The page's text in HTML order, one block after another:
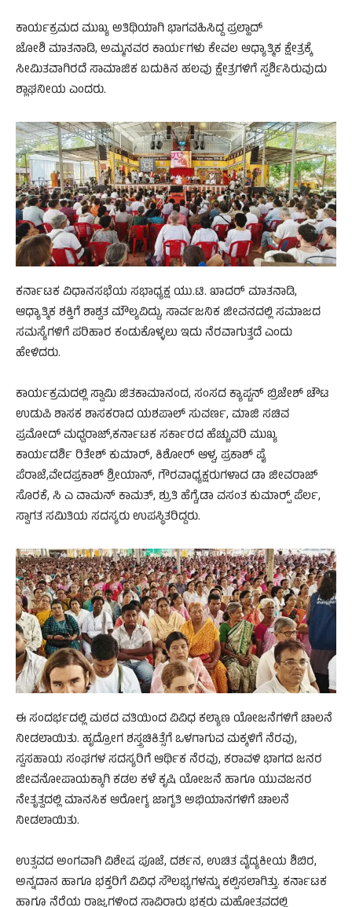
ಕಾರ್ಯಕ್ರಮದ ಮುಖ್ಯ ಅತಿಥಿಯಾಗಿ ಭಾಗವಹಿಸಿದ್ದ ಪ್ರಲ್ಹಾದ್
ಜೋಶಿ ಮಾತನಾಡಿ, ಅಮ್ಮನವರ ಕಾರ್ಯಗಳು ಕೇವಲ ಆಧ್ಯಾತ್ಮಿಕ ಕ್ಷೇತ್ರಕ್ಕೆ
ಸೀಮಿತವಾಗಿರದೆ ಸಾಮಾಜಿಕ ಬದುಕಿನ ಹಲವು ಕ್ಷೇತ್ರಗಳಿಗೆ ಸ್ಪರ್ಶಿಸಿರುವುದು
ಶ್ಲಾಘನೀಯ ಎಂದರು.
ಕರ್ನಾಟಕ ವಿಧಾನಸಭೆಯ ಸಭಾಧ್ಯಕ್ಷ ಯು.ಟಿ. ಖಾದರ್ ಮಾತನಾಡಿ,
ಆಧ್ಯಾತ್ಮಿಕ ಶಕ್ತಿಗೆ ಶಾಶ್ವತ ಮೌಲ್ಯವಿದ್ದು, ಸಾರ್ವಜನಿಕ ಜೀವನದಲ್ಲಿ ಸಮಾಜದ
ಸಮಸ್ಯೆಗಳಿಗೆ ಪರಿಹಾರ ಕಂಡುಕೊಳ್ಳಲು ಇದು ನೆರವಾಗುತ್ತದೆ ಎಂದು
ಹೇಳಿದರು.
ಕಾರ್ಯಕ್ರಮದಲ್ಲಿ ಸ್ವಾಮಿ ಜಿತಕಾಮಾನಂದ, ಸಂಸದ ಕ್ಯಾಪ್ಟನ್ ಬ್ರಿಜೇಶ್ ಚೌಟ
ಉಡುಪಿ ಶಾಸಕ ಶಾಸಕರಾದ ಯಶಪಾಲ್ ಸುವರ್ಣ, ಮಾಜಿ ಸಚಿವ
ಪ್ರಮೋದ್ ಮಧ್ವರಾಜ್,ಕರ್ನಾಟಕ ಸರ್ಕಾರದ ಹೆಚ್ಚುವರಿ ಮುಖ್ಯ
ಕಾರ್ಯದರ್ಶಿ ರಿತೇಶ್ ಕುಮಾರ್, ಕಿಶೋರ್ ಆಳ್ವ, ಪ್ರಕಾಶ್ ಪೈ
ಪೆರಾಜೆ,ವೇದಪ್ರಕಾಶ್ ಶ್ರೀಯಾನ್, ಗೌರವಾಧ್ಯಕ್ಷರುಗಳಾದ ಡಾ ಜೀವರಾಜ್
ಸೊರಕೆ, ಸಿ ಎ ವಾಮನ್ ಕಾಮತ್, ಶ್ರುತಿ ಹೆಗ್ಡೆ,ಡಾ ವಸಂತ ಕುಮಾರ್‍ಪ್ ಪೆರ್ಲ,
ಸ್ವಾಗತ ಸಮಿತಿಯ ಸದಸ್ಯರು ಉಪಸ್ಥಿತರಿದ್ದರು.
ಈ ಸಂದರ್ಭದಲ್ಲಿ ಮಠದ ವತಿಯಿಂದ ವಿವಿಧ ಕಲ್ಯಾಣ ಯೋಜನೆಗಳಿಗೆ ಚಾಲನೆ
ನೀಡಲಾಯಿತು. ಹೃದ್ರೋಗ ಶಸ್ತ್ರಚಿಕಿತ್ಸೆಗೆ ಒಳಗಾಗುವ ಮಕ್ಕಳಿಗೆ ನೆರವು,
ಸ್ವಸಹಾಯ ಸಂಘಗಳ ಸದಸ್ಯರಿಗೆ ಆರ್ಥಿಕ ನೆರವು, ಕರಾವಳಿ ಭಾಗದ ಜನರ
ಜೀವನೋಪಾಯಕ್ಕಾಗಿ ಕಡಲ ಕಳೆ ಕೃಷಿ ಯೋಜನೆ ಹಾಗೂ ಯುವಜನರ
ನೇತೃತ್ವದಲ್ಲಿ ಮಾನಸಿಕ ಆರೋಗ್ಯ ಜಾಗೃತಿ ಅಭಿಯಾನಗಳಿಗೆ ಚಾಲನೆ
ನೀಡಲಾಯಿತು.
ಉತ್ಸವದ ಅಂಗವಾಗಿ ವಿಶೇಷ ಪೂಜೆ, ದರ್ಶನ, ಉಚಿತ ವೈದ್ಯಕೀಯ ಶಿಬಿರ,
ಅನ್ನದಾನ ಹಾಗೂ ಭಕ್ತರಿಗೆ ವಿವಿಧ ಸೌಲಭ್ಯಗಳನ್ನು ಕಲ್ಪಿಸಲಾಗಿತ್ತು. ಕರ್ನಾಟಕ